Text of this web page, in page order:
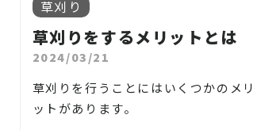
するの
病気に
村、青
屋をお
安全性と子供やペットの
天然芝は柔らかくクッシ
り、子供やペットが遊ぶ
祖】長野県木祖
地域密着で伐採・抜根・
などのお庭のこと、造園
探しなら当社にご相談く
草刈り
草刈りをするメリットとは
2024/03/21
草刈りを行うことにはいくつかのメリ
ットがあります。